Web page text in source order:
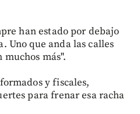
han estado por debajo
Uno que anda las calles
muchos más".
y fiscales,
para frenar esa racha